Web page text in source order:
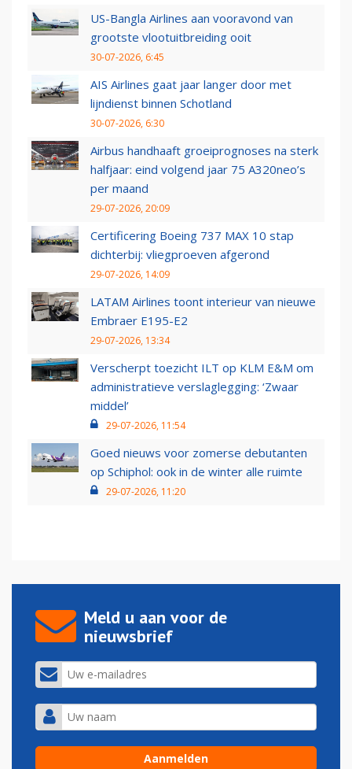
US-Bangla Airlines aan vooravond van
grootste vlootuitbreiding ooit
30-07-2026, 6:45
AIS Airlines gaat jaar langer door met
lijndienst binnen Schotland
30-07-2026, 6:30
Airbus handhaaft groeiprognoses na sterk
halfjaar: eind volgend jaar 75 A320neo’s
per maand
29-07-2026, 20:09
Certificering Boeing 737 MAX 10 stap
dichterbij: vliegproeven afgerond
29-07-2026, 14:09
LATAM Airlines toont interieur van nieuwe
Embraer E195-E2
29-07-2026, 13:34
Verscherpt toezicht ILT op KLM E&M om
administratieve verslaglegging: ‘Zwaar
middel’
29-07-2026, 11:54
Goed nieuws voor zomerse debutanten
op Schiphol: ook in de winter alle ruimte
29-07-2026, 11:20
Meld u aan voor de
nieuwsbrief